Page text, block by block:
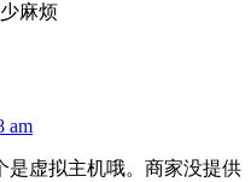
麻烦
am
是虚拟主机哦。商家没提供